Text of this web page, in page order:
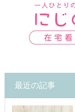
最近の記事